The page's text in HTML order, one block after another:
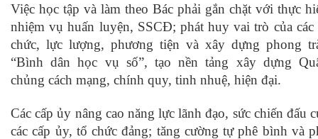
Việc học tập và làm theo Bác phải gắn chặt với thực
nhiệm vụ huấn luyện, SSCĐ; phát huy vai trò của các
chức, lực lượng, phương tiện và xây dựng phong
“Bình dân học vụ số”, tạo nền tảng xây dựng
chủng cách mạng, chính quy, tinh nhuệ, hiện đại.
Các cấp ủy nâng cao năng lực lãnh đạo, sức chiến đấu
các cấp ủy, tổ chức đảng; tăng cường tự phê bình và